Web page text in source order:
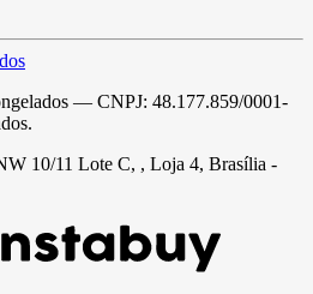
— CNPJ: 48.177.859/0001-
10/11 Lote C, , Loja 4, Brasília -